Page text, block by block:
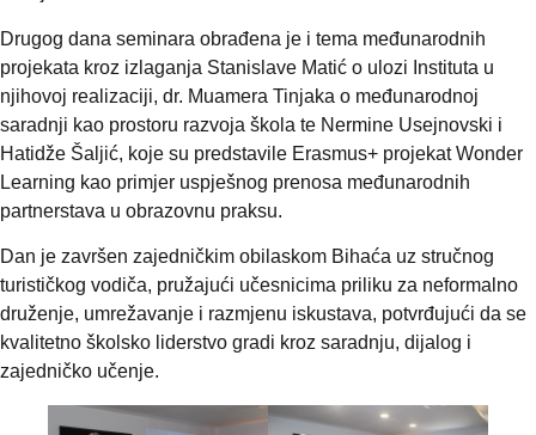
Drugog dana seminara obrađena je i tema međunarodnih
projekata kroz izlaganja Stanislave Matić o ulozi Instituta u
njihovoj realizaciji, dr. Muamera Tinjaka o međunarodnoj
saradnji kao prostoru razvoja škola te Nermine Usejnovski i
Hatidže Šaljić, koje su predstavile Erasmus+ projekat Wonder
Learning kao primjer uspješnog prenosa međunarodnih
partnerstava u obrazovnu praksu.
Dan je završen zajedničkim obilaskom Bihaća uz stručnog
turističkog vodiča, pružajući učesnicima priliku za neformalno
druženje, umrežavanje i razmjenu iskustava, potvrđujući da se
kvalitetno školsko liderstvo gradi kroz saradnju, dijalog i
zajedničko učenje.